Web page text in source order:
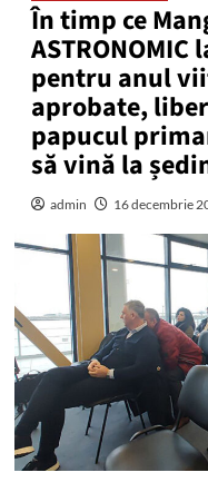
În timp ce
pentru anul
aprobate,
papucul
să vină la
admin 16 decembrie